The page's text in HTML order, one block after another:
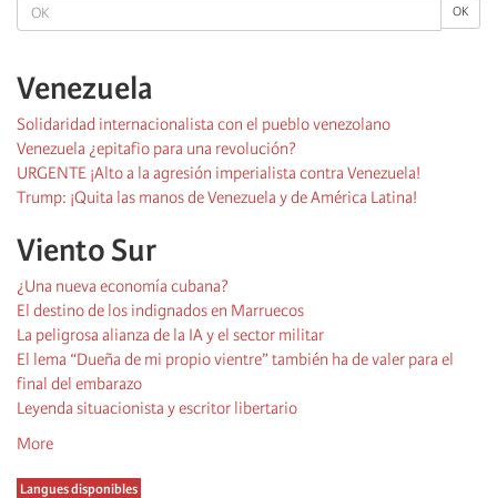
OK OK
Venezuela
Solidaridad internacionalista con el pueblo venezolano
Venezuela ¿epitafio para una revolución?
URGENTE ¡Alto a la agresión imperialista contra Venezuela!
Trump: ¡Quita las manos de Venezuela y de América Latina!
Viento Sur
¿Una nueva economía cubana?
El destino de los indignados en Marruecos
La peligrosa alianza de la IA y el sector militar
El lema “Dueña de mi propio vientre” también ha de valer para el
final del embarazo
Leyenda situacionista y escritor libertario
More
Langues disponibles